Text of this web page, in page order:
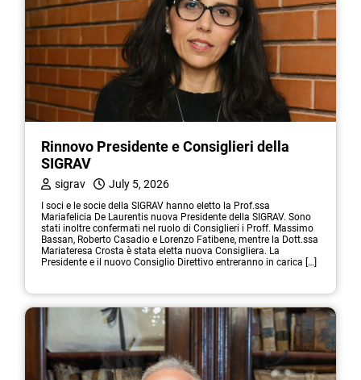
Rinnovo Presidente e Consiglieri della
SIGRAV
sigrav July 5, 2026
I soci e le socie della SIGRAV hanno eletto la Prof.ssa
Mariafelicia De Laurentis nuova Presidente della SIGRAV. Sono
stati inoltre confermati nel ruolo di Consiglieri i Proff. Massimo
Bassan, Roberto Casadio e Lorenzo Fatibene, mentre la Dott.ssa
Mariateresa Crosta è stata eletta nuova Consigliera. La
Presidente e il nuovo Consiglio Direttivo entreranno in carica […]